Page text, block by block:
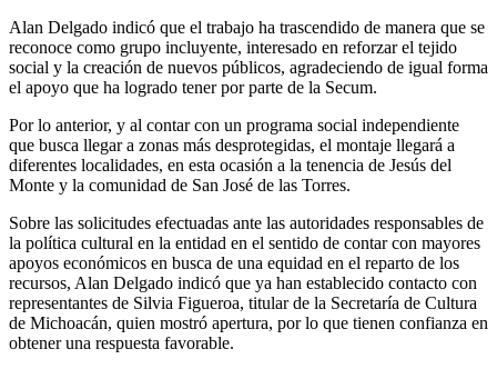
Alan Delgado indicó que el trabajo ha trascendido de manera que se
reconoce como grupo incluyente, interesado en reforzar el tejido
social y la creación de nuevos públicos, agradeciendo de igual forma
el apoyo que ha logrado tener por parte de la Secum.
Por lo anterior, y al contar con un programa social independiente
que busca llegar a zonas más desprotegidas, el montaje llegará a
diferentes localidades, en esta ocasión a la tenencia de Jesús del
Monte y la comunidad de San José de las Torres.
Sobre las solicitudes efectuadas ante las autoridades responsables de
la política cultural en la entidad en el sentido de contar con mayores
apoyos económicos en busca de una equidad en el reparto de los
recursos, Alan Delgado indicó que ya han establecido contacto con
representantes de Silvia Figueroa, titular de la Secretaría de Cultura
de Michoacán, quien mostró apertura, por lo que tienen confianza en
obtener una respuesta favorable.